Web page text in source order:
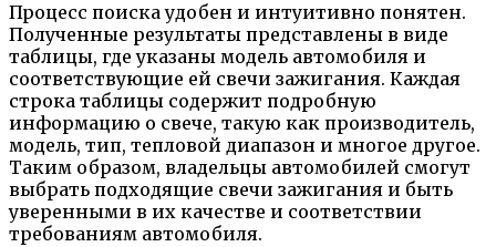
Процесс поиска удобен и интуитивно понятен.
Полученные результаты представлены в виде
таблицы, где указаны модель автомобиля и
соответствующие ей свечи зажигания. Каждая
строка таблицы содержит подробную
информацию о свече, такую как производитель,
модель, тип, тепловой диапазон и многое другое.
Таким образом, владельцы автомобилей смогут
выбрать подходящие свечи зажигания и быть
уверенными в их качестве и соответствии
требованиям автомобиля.